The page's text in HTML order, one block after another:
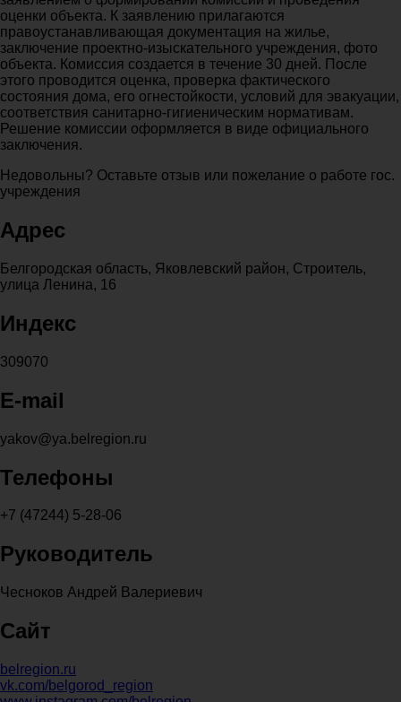
оценки объекта. К заявлению прилагаются
правоустанавливающая документация на жилье,
заключение проектно-изыскательного учреждения, фото
объекта. Комиссия создается в течение 30 дней. После
этого проводится оценка, проверка фактического
состояния дома, его огнестойкости, условий для эвакуации,
соответствия санитарно-гигиеническим нормативам.
Решение комиссии оформляется в виде официального
заключения.
Недовольны? Оставьте отзыв или пожелание о работе гос.
учреждения
Адрес
Белгородская область, Яковлевский район, Строитель,
улица Ленина, 16
Индекс
309070
E-mail
yakov@ya.belregion.ru
Телефоны
+7 (47244) 5-28-06
Руководитель
Чесноков Андрей Валериевич
Сайт
belregion.ru
vk.com/belgorod_region